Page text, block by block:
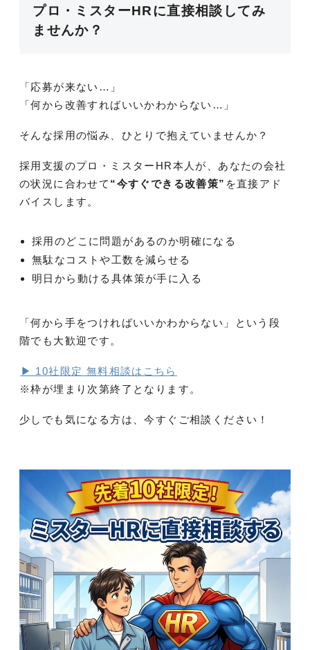
プロ・ミスターHRに直接相談してみ
ませんか？
「応募が来ない…」
「何から改善すればいいかわからない…」
そんな採用の悩み、ひとりで抱えていませんか？
採用支援のプロ・ミスターHR本人が、あなたの会社
の状況に合わせて “今すぐできる改善策” を直接アド
バイスします。
採用のどこに問題があるのか明確になる
無駄なコストや工数を減らせる
明日から動ける具体策が手に入る
「何から手をつければいいかわからない」という段
階でも大歓迎です。
▶ 10社限定 無料相談はこちら
※枠が埋まり次第終了となります。
少しでも気になる方は、今すぐご相談ください！